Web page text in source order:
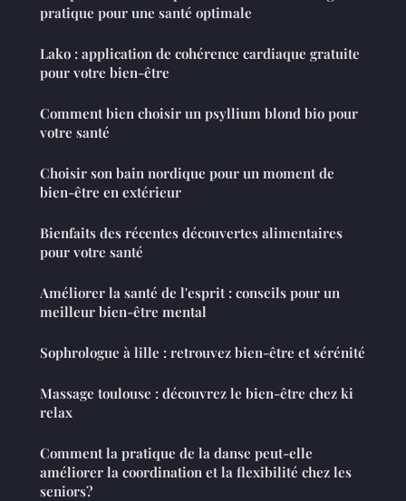
pratique pour une santé optimale
Lako : application de cohérence cardiaque gratuite
pour votre bien-être
Comment bien choisir un psyllium blond bio pour
votre santé
Choisir son bain nordique pour un moment de
bien-être en extérieur
Bienfaits des récentes découvertes alimentaires
pour votre santé
Améliorer la santé de l'esprit : conseils pour un
meilleur bien-être mental
Sophrologue à lille : retrouvez bien-être et sérénité
Massage toulouse : découvrez le bien-être chez ki
relax
Comment la pratique de la danse peut-elle
améliorer la coordination et la flexibilité chez les
seniors?